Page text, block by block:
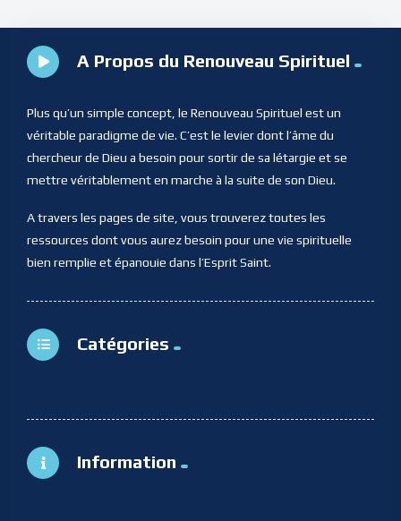
A Propos du Renouveau Spirituel
Plus qu’un simple concept, le Renouveau Spirituel est un
véritable paradigme de vie. C’est le levier dont l’âme du
chercheur de Dieu a besoin pour sortir de sa létargie et se
mettre véritablement en marche à la suite de son Dieu.
A travers les pages de site, vous trouverez toutes les
ressources dont vous aurez besoin pour une vie spirituelle
bien remplie et épanouie dans l’Esprit Saint.
Catégories
Information